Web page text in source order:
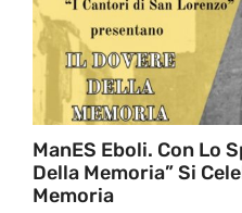
ManES Eboli. Con Lo
Della Memoria” Si
Memoria